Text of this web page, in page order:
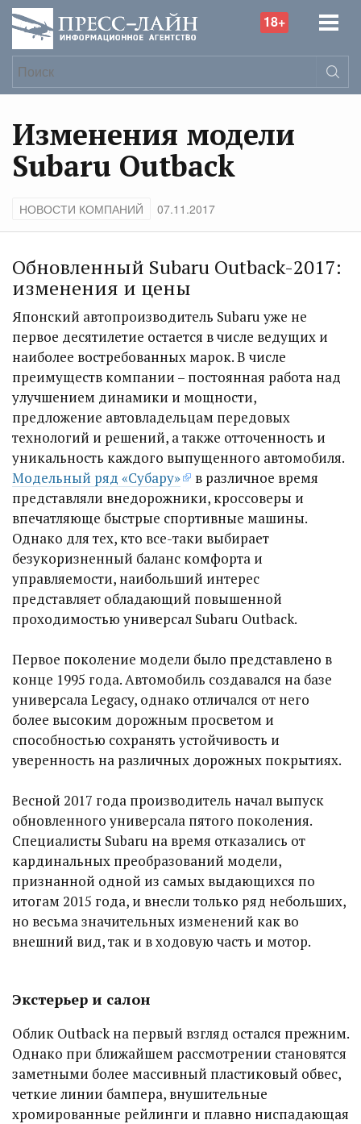
18+
Изменения модели
Subaru Outback
НОВОСТИ КОМПАНИЙ 07.11.2017
Обновленный Subaru Outback-2017:
изменения и цены
Японский автопроизводитель Subaru уже не
первое десятилетие остается в числе ведущих и
наиболее востребованных марок. В числе
преимуществ компании – постоянная работа над
улучшением динамики и мощности,
предложение автовладельцам передовых
технологий и решений, а также отточенность и
уникальность каждого выпущенного автомобиля.
Модельный ряд «Субару»
в различное время
представляли внедорожники, кроссоверы и
впечатляюще быстрые спортивные машины.
Однако для тех, кто все-таки выбирает
безукоризненный баланс комфорта и
управляемости, наибольший интерес
представляет обладающий повышенной
проходимостью универсал Subaru Outback.
Первое поколение модели было представлено в
конце 1995 года. Автомобиль создавался на базе
универсала Legacy, однако отличался от него
более высоким дорожным просветом и
способностью сохранять устойчивость и
уверенность на различных дорожных покрытиях.
Весной 2017 года производитель начал выпуск
обновленного универсала пятого поколения.
Специалисты Subaru на время отказались от
кардинальных преобразований модели,
признанной одной из самых выдающихся по
итогам 2015 года, и внесли только ряд небольших,
но весьма значительных изменений как во
внешний вид, так и в ходовую часть и мотор.
Экстерьер и салон
Облик Outback на первый взгляд остался прежним.
Однако при ближайшем рассмотрении становятся
заметными более массивный пластиковый обвес,
четкие линии бампера, внушительные
хромированные рейлинги и плавно ниспадающая